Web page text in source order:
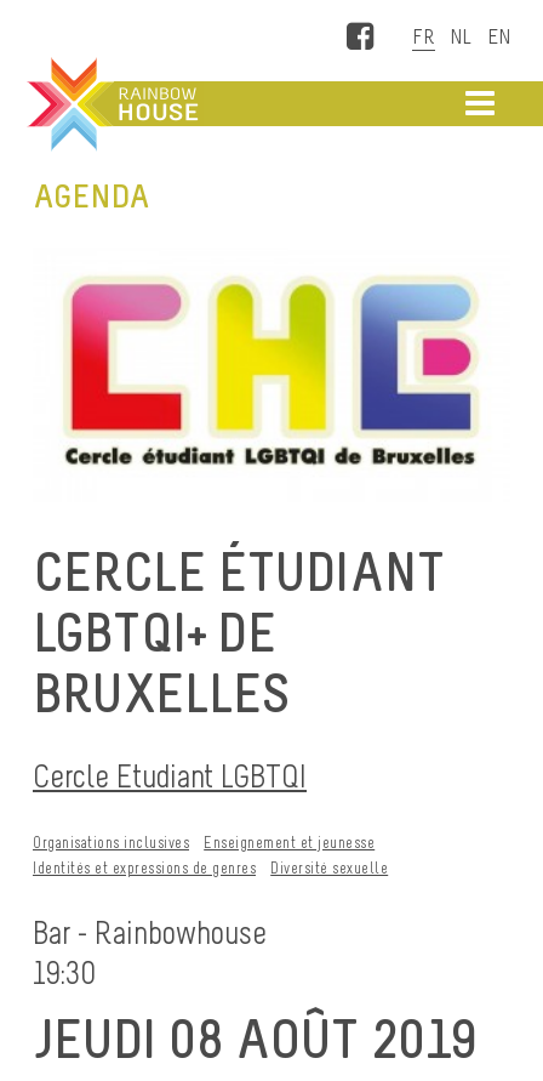
Facebook
AGENDA
CERCLE ÉTUDIANT
LGBTQI+ DE
BRUXELLES
Cercle Etudiant LGBTQI
Organisations inclusives
Enseignement et jeunesse
Identités et expressions de genres
Diversité sexuelle
Bar - Rainbowhouse
19:30
JEUDI 08 AOÛT 2019